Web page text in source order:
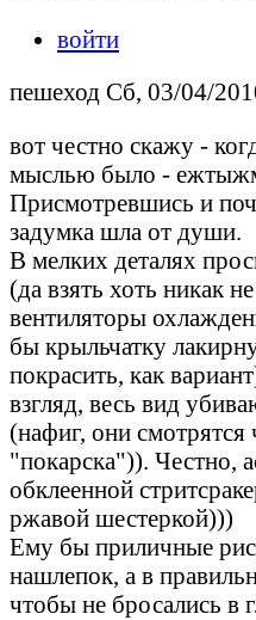
войти
пешеход Сб, 03/04/
вот честно скажу -
мыслью было -
Присмотревшись и
задумка шла от души.
В мелких деталях
(да взять хоть никак
вентиляторы
бы крыльчатку
покрасить, как
взгляд, весь вид
(нафиг, они смотрятся
"покарска")). Честно,
обклеенной
ржавой шестеркой)))
Ему бы приличные
нашлепок, а в
чтобы не бросались в